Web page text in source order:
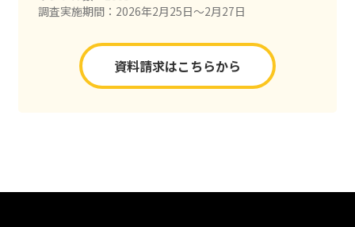
調査実施期間：2026年2月25日〜2月27日
資料請求はこちらから